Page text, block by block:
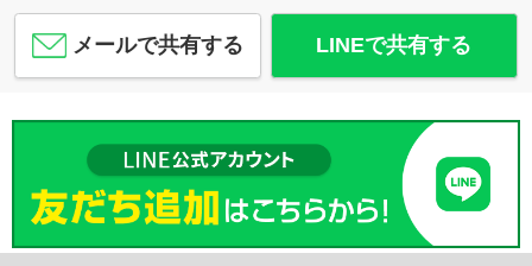
メールで共有する LINEで共有する